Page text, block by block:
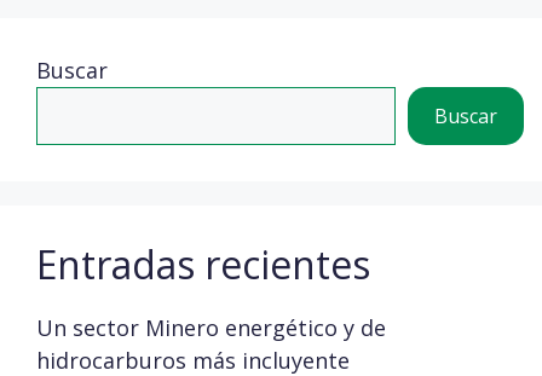
Buscar
Buscar
Entradas recientes
Un sector Minero energético y de
hidrocarburos más incluyente